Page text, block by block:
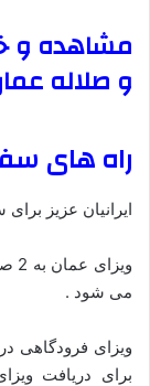
مشاهده و
و صلاله
راه های
ایرانیان عزیز
می شود .
ویزای فرودگاهی
برای دریافت